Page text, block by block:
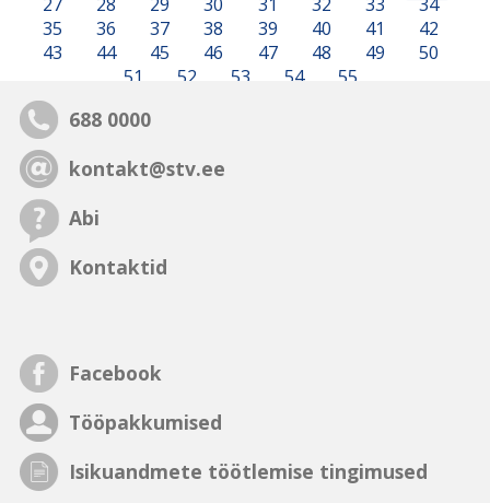
35
36 37 38 39 40 41
42
43
44 45 46 47 48 49
50
51
52 53 54 55
688 0000
kontakt@stv.ee
Abi
Kontaktid
Facebook
Tööpakkumised
Isikuandmete töötlemise tingimused